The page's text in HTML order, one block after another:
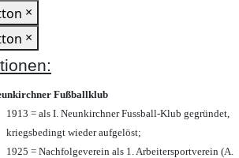
×
×
Fußballklub
1913 = als I. Neunkirchner Fussball-Klub gegründet,
kriegsbedingt wieder aufgelöst;
1925 = Nachfolgeverein als 1. Arbeitersportverein (A.